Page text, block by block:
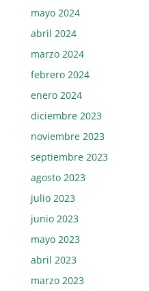
mayo 2024
abril 2024
marzo 2024
febrero 2024
enero 2024
diciembre 2023
noviembre 2023
septiembre 2023
agosto 2023
julio 2023
junio 2023
mayo 2023
abril 2023
marzo 2023